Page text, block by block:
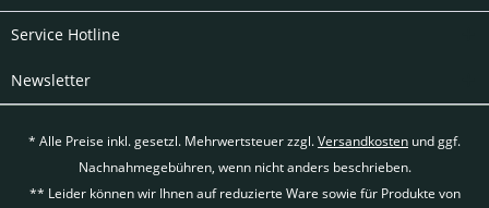
Service Hotline
Newsletter
* Alle Preise inkl. gesetzl. Mehrwertsteuer zzgl.Versandkosten und ggf.
Nachnahmegebühren, wenn nicht anders beschrieben.
** Leider können wir Ihnen auf reduzierte Ware sowie für Produkte von